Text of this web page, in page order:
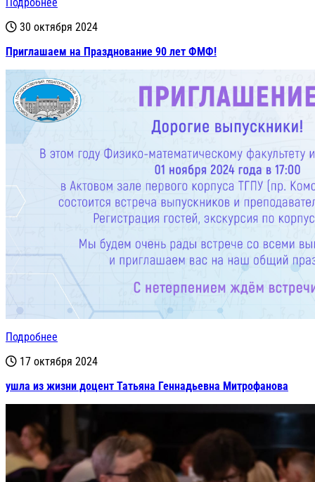
30 октября 2024
Приглашаем на Празднование 90 лет ФМФ!
Подробнее
17 октября 2024
ушла из жизни доцент Татьяна Геннадьевна Митрофанова